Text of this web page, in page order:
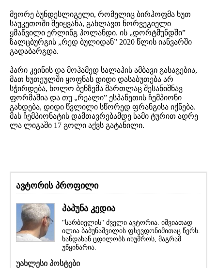
მეორე ბუნდესლიგელი, რომელიც ბირჰოფმა ხუთ
საუკეთოში შეიყვანა, გახლავთ ნორვეგიელი
ყმაწვილი ერლინგ ჰოლანდი. ის „დორტმუნდში”
ზალცბურგის „რედ ბულიდან” 2020 წლის იანვარში
გადაბარგდა.
ჰარი კეინის და მოჰამედ სალაჰის ამბავი გასაგებია,
მათ ხუთეულში ყოფნას დიდი დასაბუთება არ
სჭირდება, ხოლო ბენზემა მართლაც შესანიშნავ
ფორმაშია და თუ „რეალი” ესპანეთის ჩემპიონი
გახდება, დიდი წვლილი სწორედ ფრანგისა იქნება.
მას ჩემპიონატის დამთავრებამდე სამი ტურით ადრე
ლა ლიგაში 17 გოლი აქვს გატანილი.
ავტორის პროფილი
პაპუნა კედია
"სარბიელის" ძველი ავტორია. იშვიათად
ილია ბაბუნაშვილის ფსევდონიმითაც წერს.
ხანდახან ცდილობს იხუმროს, მაგრამ
უწყინარია.
უახლესი პოსტები